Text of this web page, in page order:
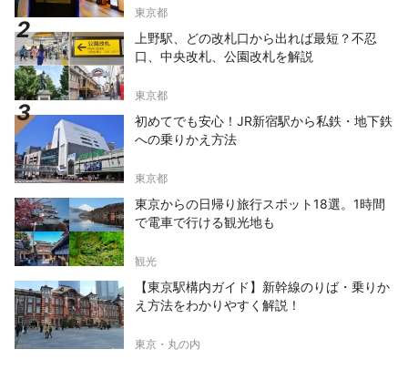
東京都
上野駅、どの改札口から出れば最短？不忍
口、中央改札、公園改札を解説
東京都
初めてでも安心！JR新宿駅から私鉄・地下鉄
への乗りかえ方法
東京都
東京からの日帰り旅行スポット18選。1時間
で電車で行ける観光地も
観光
【東京駅構内ガイド】新幹線のりば・乗りか
え方法をわかりやすく解説！
東京・丸の内